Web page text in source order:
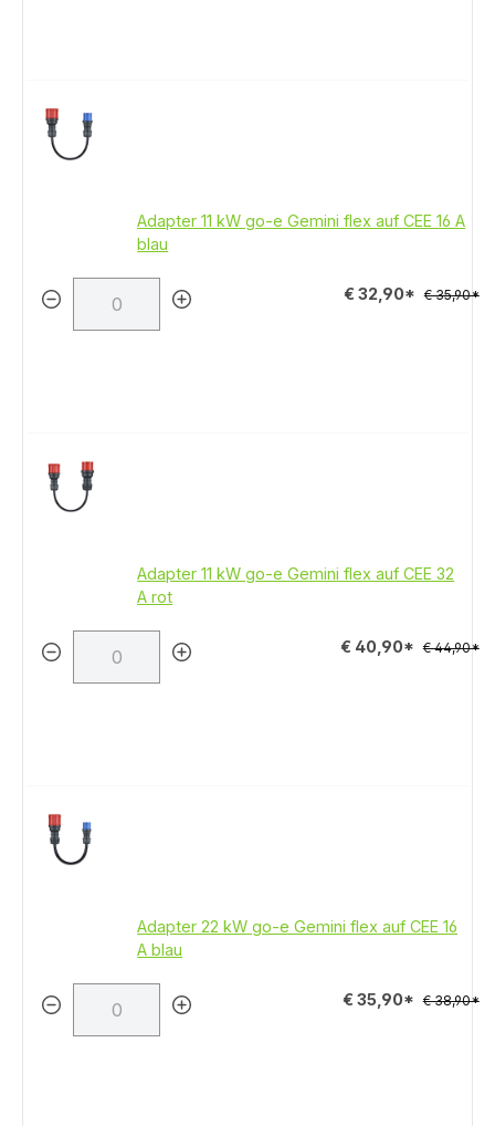
Adapter 11 kW go-e Gemini flex auf CEE 16 A
blau
€ 32,90* € 35,90*
Adapter 11 kW go-e Gemini flex auf CEE 32
A rot
€ 40,90* € 44,90*
Adapter 22 kW go-e Gemini flex auf CEE 16
A blau
€ 35,90* € 38,90*